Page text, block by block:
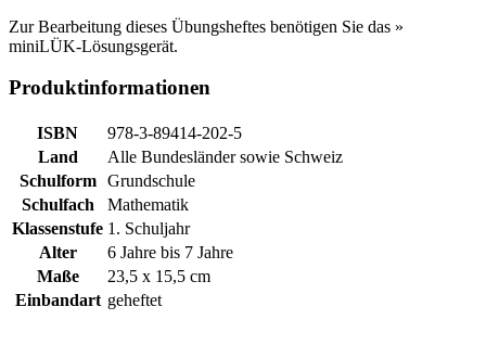
Zur Bearbeitung dieses Übungsheftes benötigen Sie das »
miniLÜK-Lösungsgerät.
Produktinformationen
ISBN
978-3-89414-202-5
Land
Alle Bundesländersowie Schweiz
Schulform
Grundschule
Schulfach
Mathematik
Klassenstufe 1. Schuljahr
Alter
6 Jahre bis 7 Jahre
Maße
23,5 x 15,5 cm
Einbandart geheftet